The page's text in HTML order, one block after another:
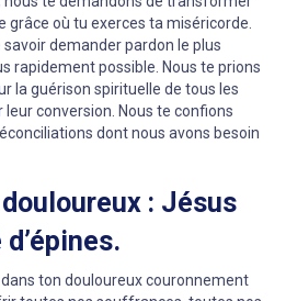
grâce où tu exerces ta miséricorde.
demander pardon le plus
rapidement possible. Nous te prions
la guérison spirituelle de tous les
conversion. Nous te confions
dont nous avons besoin
: Jésus
ton douloureux couronnement